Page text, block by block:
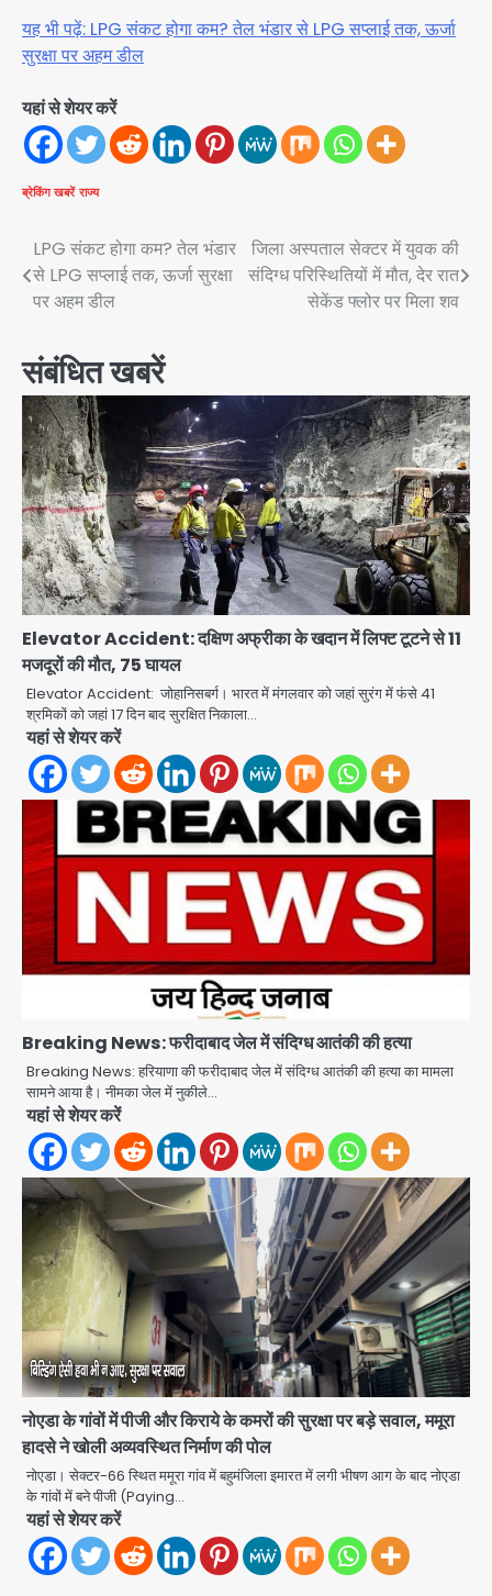
यह भी पढ़ें: LPG संकट होगा कम? तेल भंडार से LPG सप्लाई तक, ऊर्जा
सुरक्षा पर अहम डील
यहां से शेयर करें
ब्रेकिंग खबरें राज्य
Post
navigation
LPG संकट होगा कम? तेल भंडार
से LPG सप्लाई तक, ऊर्जा सुरक्षा
पर अहम डील
जिला अस्पताल सेक्टर में युवक की
संदिग्ध परिस्थितियों में मौत, देर रात
सेकेंड फ्लोर पर मिला शव
संबंधित खबरें
Elevator Accident: दक्षिण अफ्रीका के खदान में लिफ्ट टूटने से 11
मजदूरों की मौत, 75 घायल
Elevator Accident: जोहानिसबर्ग। भारत में मंगलवार को जहां सुरंग में फंसे 41
श्रमिकों को जहां 17 दिन बाद सुरक्षित निकाला…
यहां से शेयर करें
Breaking News: फरीदाबाद जेल में संदिग्ध आतंकी की हत्या
Breaking News: हरियाणा की फरीदाबाद जेल में संदिग्ध आतंकी की हत्या का मामला
सामने आया है। नीमका जेल में नुकीले…
यहां से शेयर करें
नोएडा के गांवों में पीजी और किराये के कमरों की सुरक्षा पर बड़े सवाल, ममूरा
हादसे ने खोली अव्यवस्थित निर्माण की पोल
नोएडा। सेक्टर-66 स्थित ममूरा गांव में बहुमंजिला इमारत में लगी भीषण आग के बाद नोएडा
के गांवों में बने पीजी (Paying…
यहां से शेयर करें
2
एंटी-बर्गलरी सेल की बड़ी कामयाबी, चोरी के
माल की खरीद-फरोख्त करने वाले गिरोह का
भंडाफोड़
Team JHJ
3
सरकारी भर्ती परीक्षाओं में नकल कराने वाले
अंतरराज्यीय गिरोह का भंडाफोड़, मास्टरमाइंड
समेत 7 गिरफ्तार
Team JHJ
4
आॅपरेशन ह्यप्रहारह्ण : 72 घंटे में उत्तर-पश्चिम
जिला पुलिस का बड़ा एक्शन
Team JHJ
5
Sajid Rashidi’s controversial:
शिवभक्त नहीं, आतंकवादी हैं’, मौलाना का
कांवड़ियों पर विवादित बयान, BJP विधायक ने
कराई FIR, NSA की मांग
Avinash Kumar
1
Har Ghar Tiranga Campaign:
गौतमबुद्धनगर में 9 से 17 अगस्त तक चलेगा जन-
जागरूकता महाअभियान, डीएम ने की समीक्षा
बैठक
Avinash Kumar
2
एंटी-बर्गलरी सेल की बड़ी कामयाबी, चोरी के
भंडाफोड़
Team JHJ